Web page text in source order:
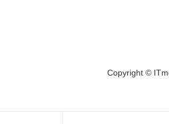
Copyright ©